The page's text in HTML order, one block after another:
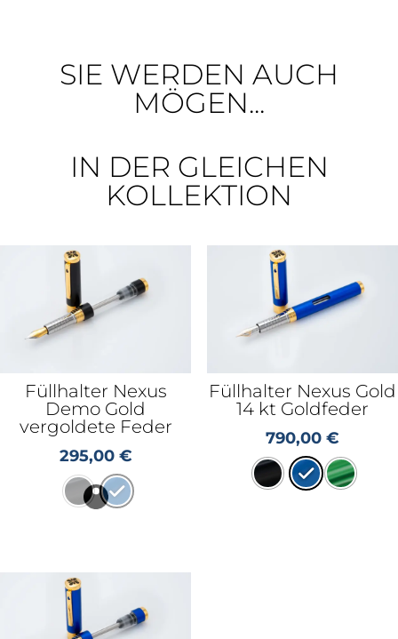
SIE WERDEN AUCH
MÖGEN...
IN DER GLEICHEN
KOLLEKTION
Füllhalter Nexus
Demo Gold
vergoldete Feder
295,00 €
Füllhalter Nexus Gold
14 kt Goldfeder
790,00 €